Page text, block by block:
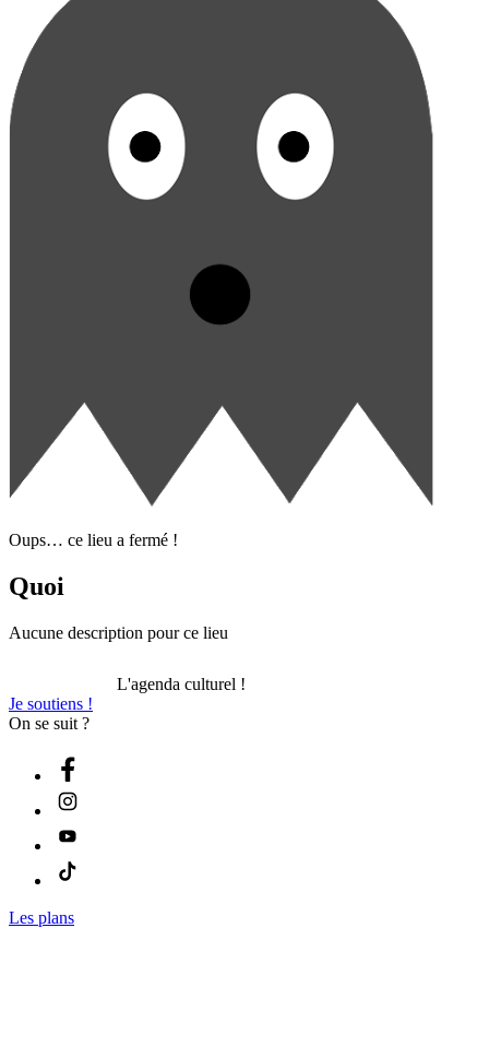
Oups… ce lieu a fermé !
Quoi
Aucune description pour ce lieu
L'agenda culturel !
Je soutiens !
On se suit ?
Les plans